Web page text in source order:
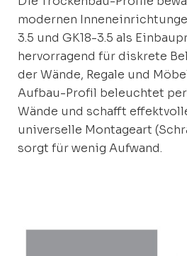
modernen
3.5 und GK18-3.5 als
hervorragend für diskrete
der Wände, Regale und
Aufbau-Profil beleuchtet
Wände und schafft
universelle Montageart
sorgt für wenig Aufwand.